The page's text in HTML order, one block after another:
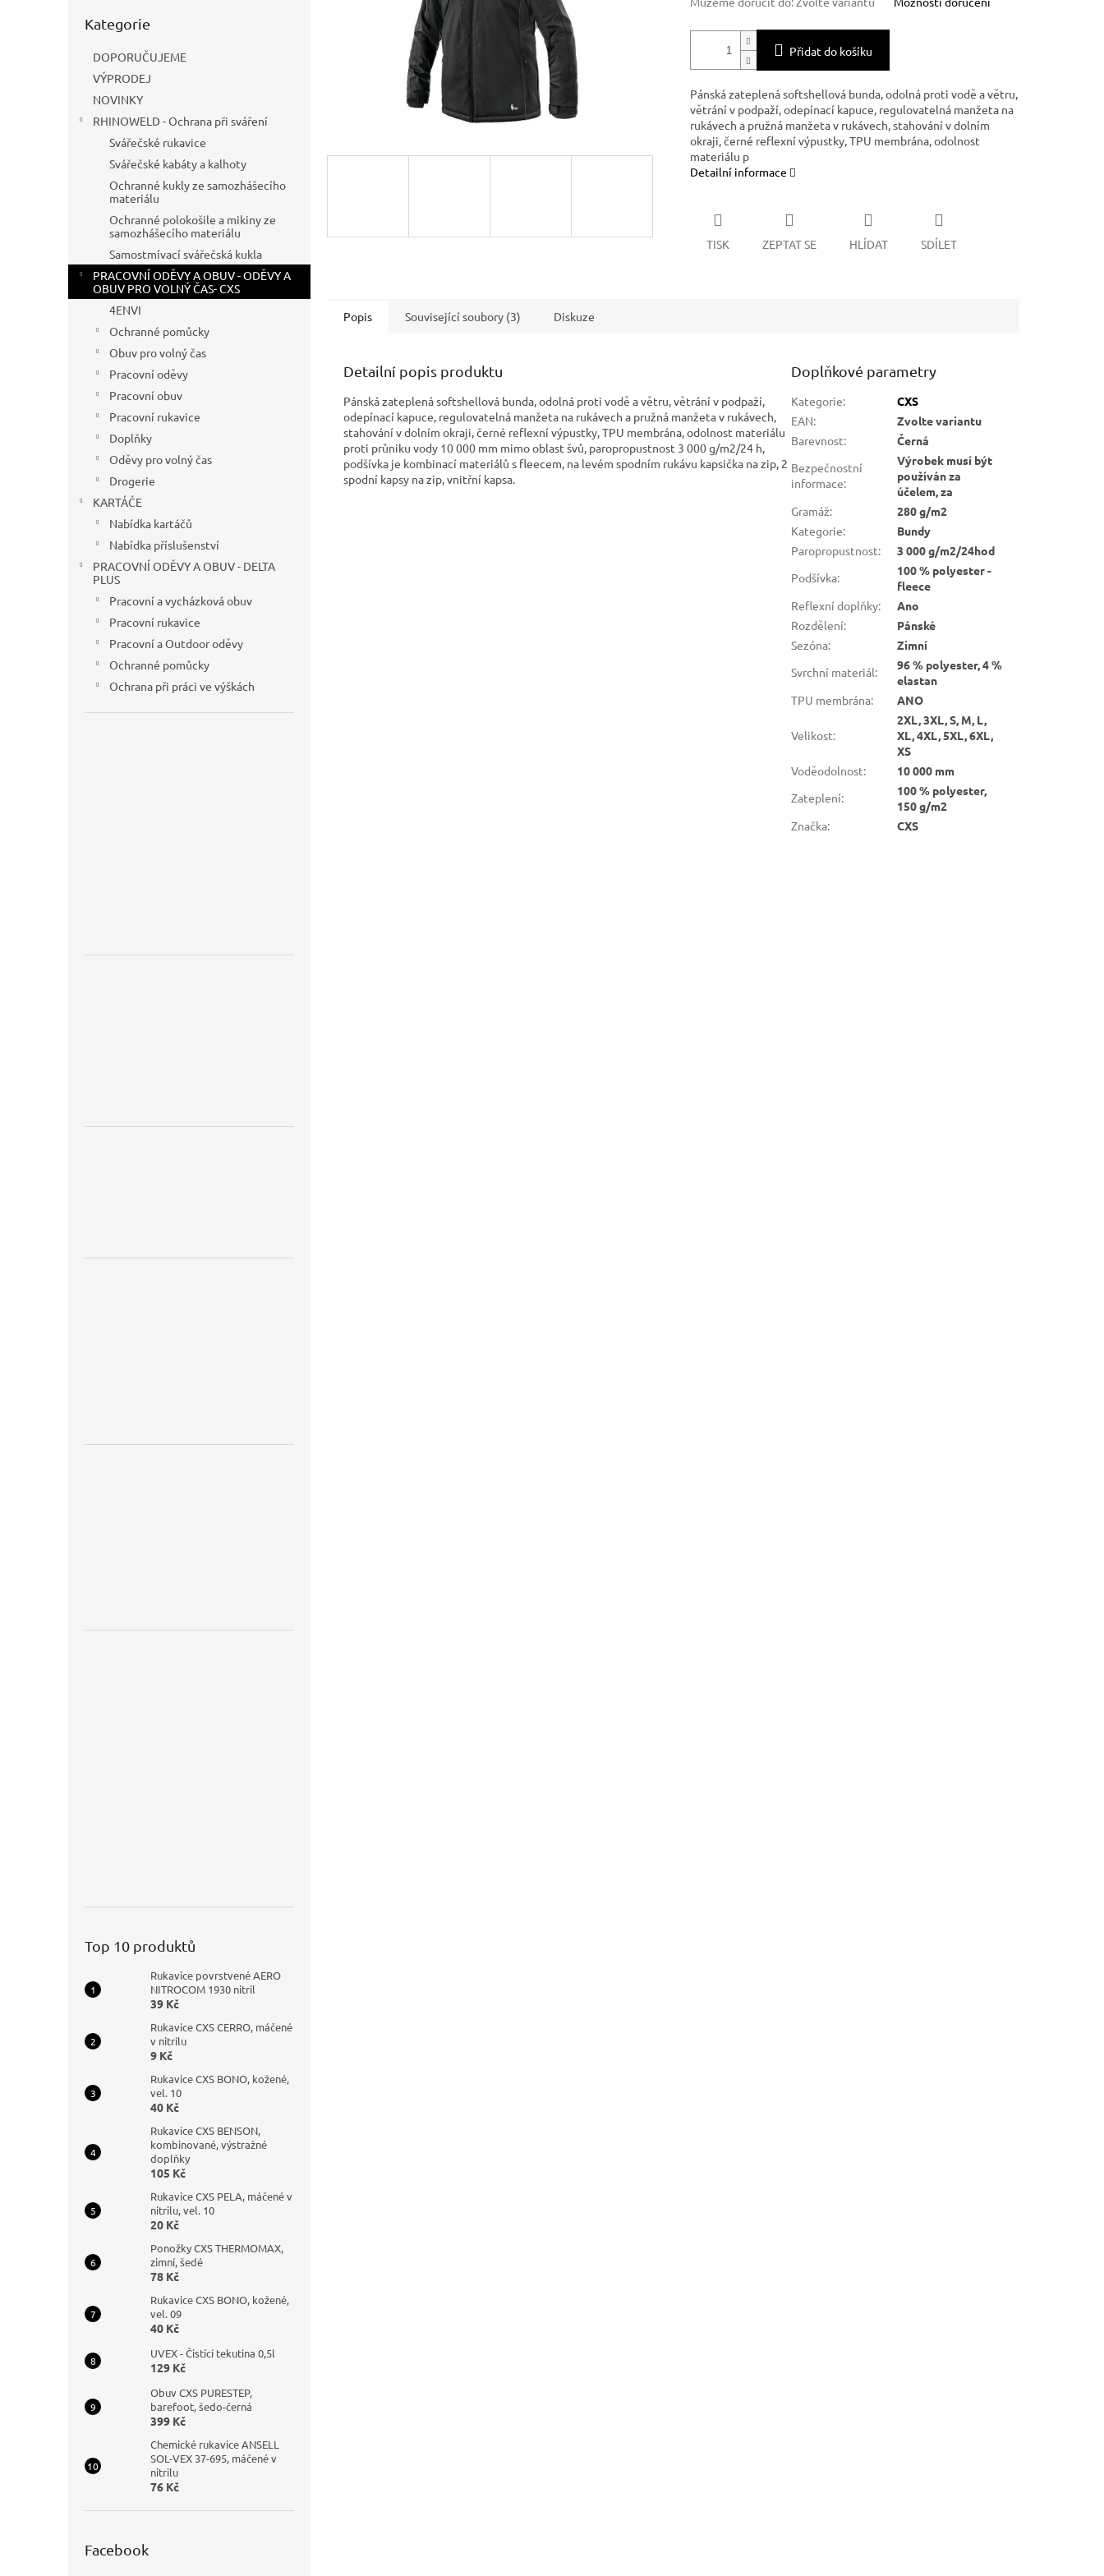
kategorie
Kategorie
DOPORUČUJEME
VÝPRODEJ
NOVINKY
RHINOWELD - Ochrana při sváření
Svářečské rukavice
Svářečské kabáty a kalhoty
Ochranné kukly ze samozhášecího
materiálu
Ochranné polokošile a mikiny ze
samozhášecího materiálu
Samostmívací svářečská kukla
PRACOVNÍ ODĚVY A OBUV - ODĚVY A
OBUV PRO VOLNÝ ČAS- CXS
4ENVI
Ochranné pomůcky
Obuv pro volný čas
Pracovní oděvy
Pracovní obuv
Pracovní rukavice
Doplňky
Oděvy pro volný čas
Drogerie
KARTÁČE
Nabídka kartáčů
Nabídka příslušenství
PRACOVNÍ ODĚVY A OBUV - DELTA
PLUS
Pracovní a vycházková obuv
Pracovní rukavice
Pracovní a Outdoor oděvy
Ochranné pomůcky
Ochrana při práci ve výškách
Top 10 produktů
Rukavice povrstvené AERO
NITROCOM 1930 nitril
39 Kč
Rukavice CXS CERRO, máčené
v nitrilu
9 Kč
Rukavice CXS BONO, kožené,
vel. 10
40 Kč
Rukavice CXS BENSON,
kombinované, výstražné
doplňky
105 Kč
Rukavice CXS PELA, máčené v
nitrilu, vel. 10
20 Kč
Ponožky CXS THERMOMAX,
zimní, šedé
78 Kč
Rukavice CXS BONO, kožené,
vel. 09
40 Kč
UVEX - Čistící tekutina 0,5l
129 Kč
Obuv CXS PURESTEP,
barefoot, šedo-černá
399 Kč
Chemické rukavice ANSELL
SOL-VEX 37-695, máčené v
nitrilu
76 Kč
Facebook
Přidat do košíku
Pánská zateplená softshellová bunda, odolná proti vodě a větru,
větrání v podpaží, odepínací kapuce, regulovatelná manžeta na
rukávech a pružná manžeta v rukávech, stahování v dolním
okraji, černé reflexní výpustky, TPU membrána, odolnost
materiálu p
Detailní informace
TISK ZEPTAT SE HLÍDAT SDÍLET
Popis Související soubory (3) Diskuze
Detailní popis produktu
Pánská zateplená softshellová bunda, odolná proti vodě a větru, větrání v podpaží,
odepínací kapuce, regulovatelná manžeta na rukávech a pružná manžeta v rukávech,
stahování v dolním okraji, černé reflexní výpustky, TPU membrána, odolnost materiálu
proti průniku vody 10 000 mm mimo oblast švů, paropropustnost 3 000 g/m2/24 h,
podšívka je kombinací materiálů s fleecem, na levém spodním rukávu kapsička na zip, 2
spodní kapsy na zip, vnitřní kapsa.
Doplňkové parametry
Kategorie:
CXS
EAN:
Zvolte variantu
Barevnost:
Černá
Bezpečnostní
informace:
Výrobek musí být
používán za
účelem, za
Gramáž:
280 g/m2
Kategorie:
Bundy
Paropropustnost:
3 000 g/m2/24hod
Podšívka:
100 % polyester -
fleece
Reflexní doplňky:
Ano
Rozdělení:
Pánské
Sezóna:
Zimní
Svrchní materiál:
96 % polyester, 4 %
elastan
TPU membrána: ANO
Velikost:
2XL, 3XL, S, M, L,
XL, 4XL, 5XL, 6XL,
XS
Voděodolnost:
10 000 mm
Zateplení:
100 % polyester,
150 g/m2
Značka: CXS